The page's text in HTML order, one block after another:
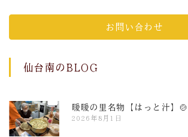
お問い合わせ
仙台南のBLOG
暖暖の里名物【はっと汁】🍲
2026年8月1日